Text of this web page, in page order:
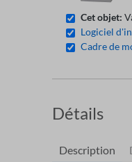
Cet objet:
Logiciel
Cadre de
Détails
Description